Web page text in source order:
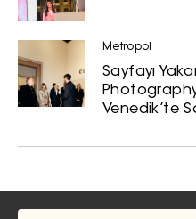
Metropol
Sayfayı
Venedik’te